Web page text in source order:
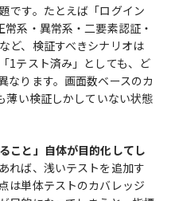
です。たとえば「ログイン
系・異常系・二要素認証・
ど、検証すべきシナリオは
1テスト済み」としても、ど
なります。画面数ベースのカ
薄い検証しかしていない状態
こと」自体が目的化してし
れば、浅いテストを追加す
は単体テストのカバレッジ